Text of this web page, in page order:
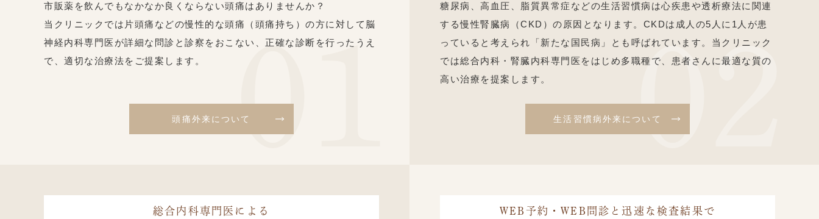
市販薬を飲んでもなかなか良くならない頭痛はありませんか？
当クリニックでは片頭痛などの慢性的な頭痛（頭痛持ち）の方に対して脳
神経内科専門医が詳細な問診と診察をおこない、正確な診断を行ったうえ
で、適切な治療法をご提案します。
頭痛外来について
糖尿病、高血圧、脂質異常症などの生活習慣病は心疾患や透析療法に関連
する慢性腎臓病（CKD）の原因となります。CKDは成人の5人に1人が患
っていると考えられ「新たな国民病」とも呼ばれています。当クリニック
では総合内科・腎臓内科専門医をはじめ多職種で、患者さんに最適な質の
高い治療を提案します。
生活習慣病外来について
総合内科専門医による WEB予約・WEB問診と迅速な検査結果で